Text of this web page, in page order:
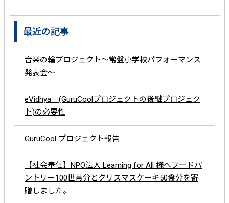
最近の記事
音楽の輪プロジェクト～常盤小学校パフォーマンス
発表会～
eVidhya (GuruCoolプロジェクトの後継プロジェク
ト)の必要性
GuruCool プロジェクト報告
【社会奉仕】NPO法人 Learning for All 様へフードパ
ントリー100世帯分とクリスマスケーキ50食分を寄
贈しました。